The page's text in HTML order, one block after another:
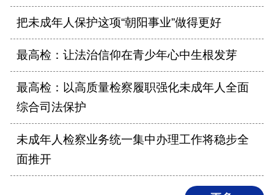
把未成年人保护这项“朝阳事业”做得更好
最高检：让法治信仰在青少年心中生根发芽
最高检：以高质量检察履职强化未成年人全面
综合司法保护
未成年人检察业务统一集中办理工作将稳步全
面推开